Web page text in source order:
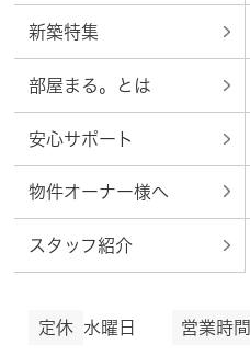
新築特集
部屋まる。とは
安心サポート
物件オーナー様へ
スタッフ紹介
定休 水曜日 営業時間